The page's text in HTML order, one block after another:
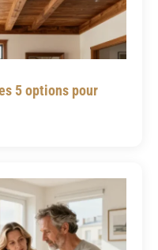
5 options pour